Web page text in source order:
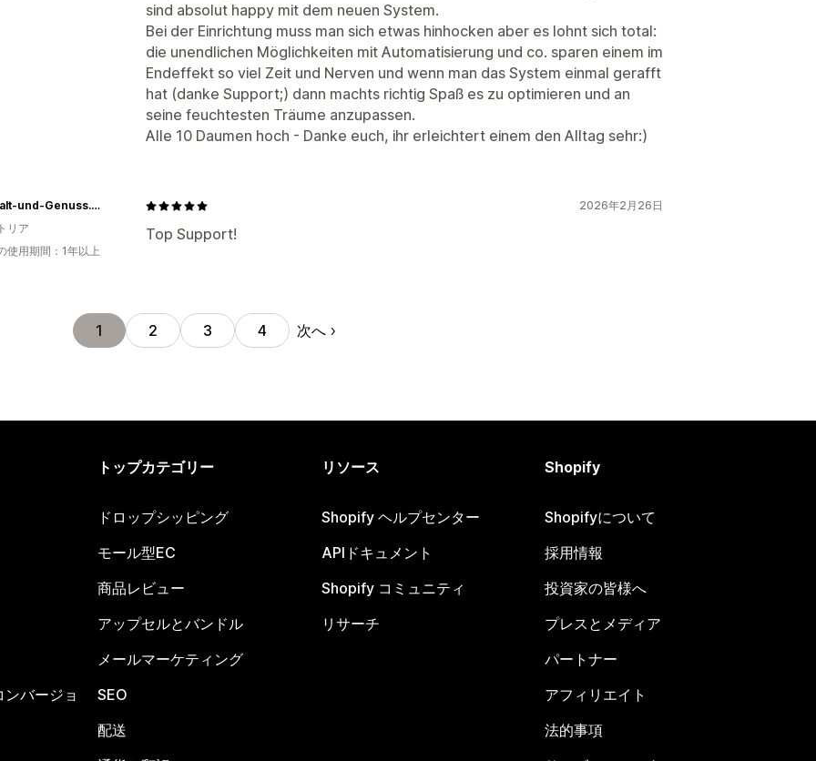
sind absolut happy mit dem neuen System.
Bei der Einrichtung muss man sich etwas hinhocken aber es lohnt sich total:
die unendlichen Möglichkeiten mit Automatisierung und co. sparen einem im
Endeffekt so viel Zeit und Nerven und wenn man das System einmal gerafft
hat (danke Support;) dann machts richtig Spaß es zu optimieren und an
seine feuchtesten Träume anzupassen.
Alle 10 Daumen hoch - Danke euch, ihr erleichtert einem den Alltag sehr:)
2026年2月26日
Top Support!
Haushalt-und-Genuss.de
リア
使用期間：1年以上
1 2 3 4 次へ
バージョ
トップカテゴリー
ドロップシッピング
モール型EC
商品レビュー
アップセルとバンドル
メールマーケティング
SEO
配送
リソース
Shopify ヘルプセンター
APIドキュメント
Shopify コミュニティ
リサーチ
Shopify
Shopifyについて
採用情報
投資家の皆様へ
プレスとメディア
パートナー
アフィリエイト
法的事項